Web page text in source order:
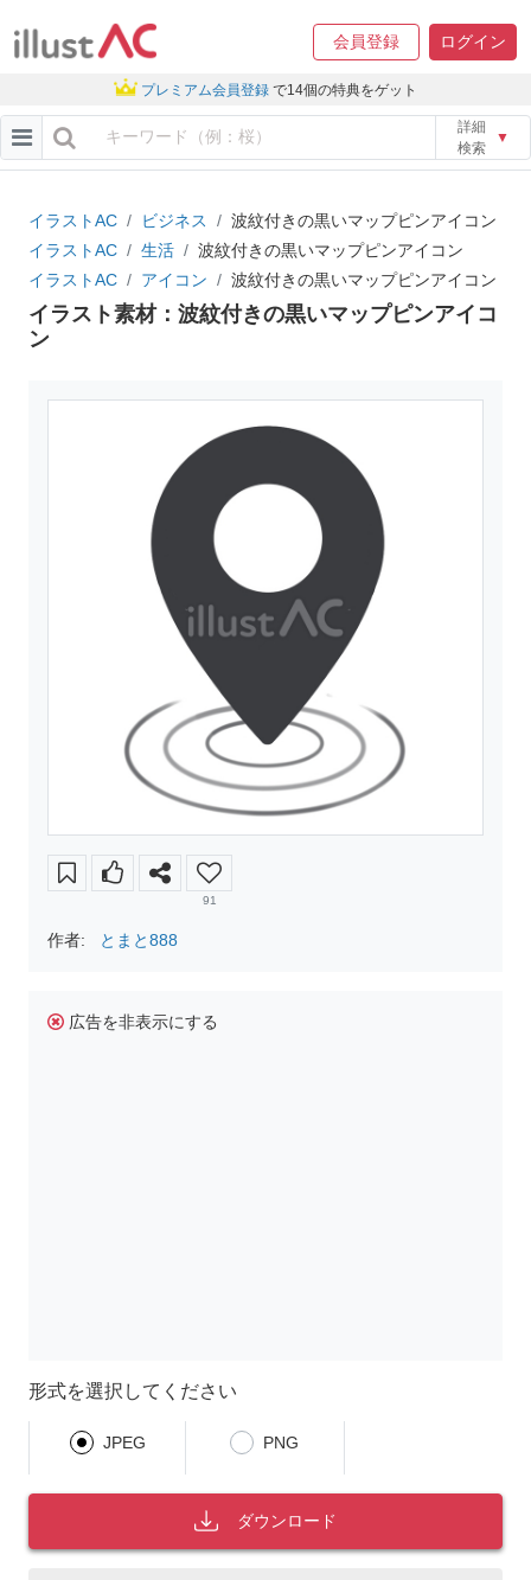
会員登録 ログイン
プレミアム会員登録 で14個の特典をゲット
詳細
検索
▼
イラストAC ビジネス
波紋付きの黒いマップピンアイコン
イラストAC
生活
波紋付きの黒いマップピンアイコン
イラストAC
アイコン 波紋付きの黒いマップピンアイコン
イラスト素材：波紋付きの黒いマップピンアイコ
ン
91
作者: とまと888
広告を非表示にする
形式を選択してください
JPEG PNG
ダウンロード